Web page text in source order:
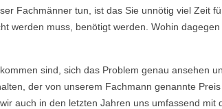
Fachmänner tun, ist das Sie unnötig viel Zeit
werden muss, benötigt werden. Wohin
sind, sich das Problem genau ansehen
der von unserem Fachmann genannte
auch in den letzten Jahren uns umfassend